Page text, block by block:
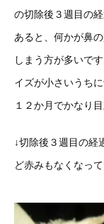
の切除後３週目の
あると、何かが鼻
しまう方が多いで
イズが小さいうち
１２か月でかなり
↓切除後３週目の経
ど赤みもなくなっ